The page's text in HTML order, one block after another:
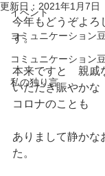
イベント
コミュニケーション
コミュニケーション
私の独り言
更新日： 2021年1月7日
今年もどうぞよろ
す。
本来ですと　親戚
いただき賑やか
コロナのことも
ありまして静かな
た。